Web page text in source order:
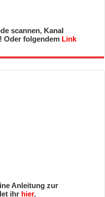
scannen, Kanal
Oder folgendem Link
Anleitung zur
ihr hier.